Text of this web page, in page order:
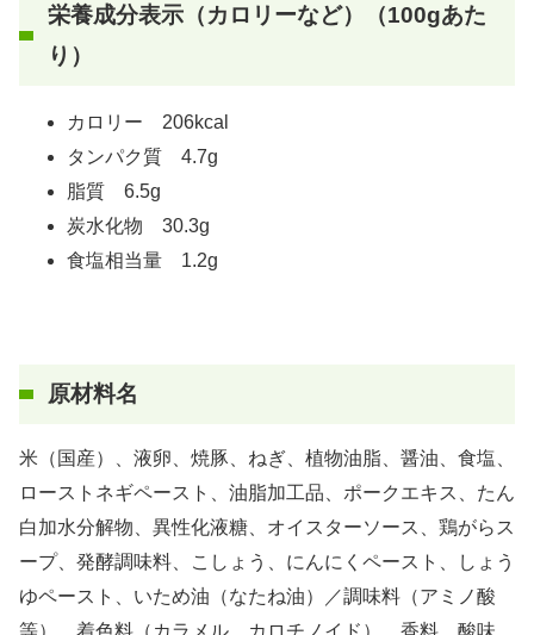
栄養成分表示（カロリーなど）（100gあた
り）
カロリー 206kcal
タンパク質 4.7g
脂質 6.5g
炭水化物 30.3g
食塩相当量 1.2g
原材料名
米（国産）、液卵、焼豚、ねぎ、植物油脂、醤油、食塩、
ローストネギペースト、油脂加工品、ポークエキス、たん
白加水分解物、異性化液糖、オイスターソース、鶏がらス
ープ、発酵調味料、こしょう、にんにくペースト、しょう
ゆペースト、いため油（なたね油）／調味料（アミノ酸